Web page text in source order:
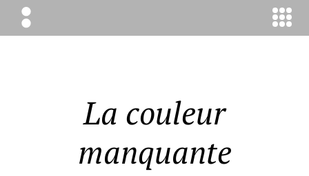
ÉLODIE
BOYER
La couleur
manquante